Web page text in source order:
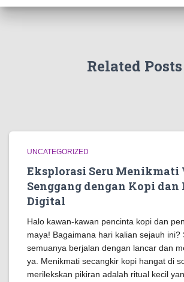
Related Posts
UNCATEGORIZED
Eksplorasi Seru Menikmati
Senggang dengan Kopi dan
Digital
Halo kawan-kawan pencinta kopi dan
maya! Bagaimana hari kalian sejauh ini?
semuanya berjalan dengan lancar dan
ya. Menikmati secangkir kopi hangat di
merilekskan pikiran adalah ritual kecil